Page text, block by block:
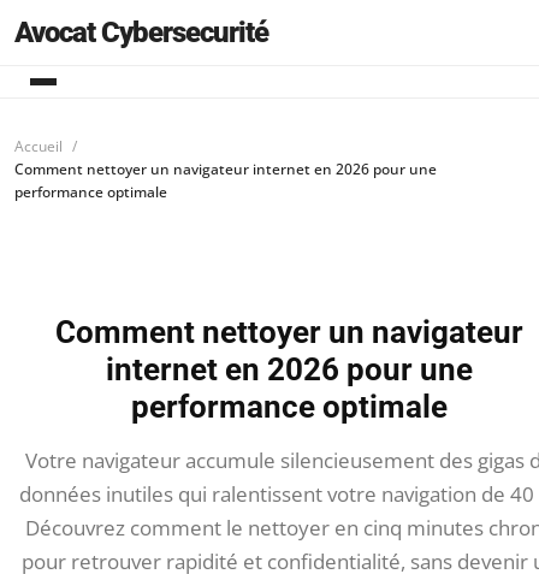
Avocat Cybersecurité
Accueil
Comment nettoyer un navigateur internet en 2026 pour une
performance optimale
Comment nettoyer un navigateur
internet en 2026 pour une
performance optimale
Votre navigateur accumule silencieusement des gigas
données inutiles qui ralentissent votre navigation de 40
Découvrez comment le nettoyer en cinq minutes
pour retrouver rapidité et confidentialité, sans devenir